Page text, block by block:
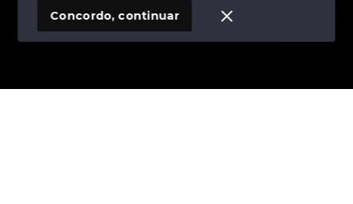
SITE PARA IMOBILIARIA
Concordo, continuar